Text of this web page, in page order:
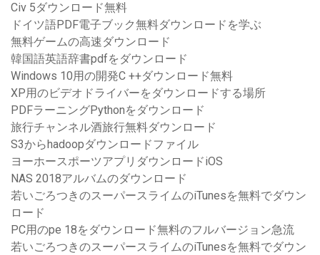
Civ 5ダウンロード無料
ドイツ語PDF電子ブック無料ダウンロードを学ぶ
無料ゲームの高速ダウンロード
韓国語英語辞書pdfをダウンロード
Windows 10用の開発C ++ダウンロード無料
XP用のビデオドライバーをダウンロードする場所
PDFラーニングPythonをダウンロード
旅行チャンネル酒旅行無料ダウンロード
S3からhadoopダウンロードファイル
ヨーホースポーツアプリダウンロードiOS
NAS 2018アルバムのダウンロード
若いごろつきのスーパースライムのiTunesを無料でダウン
ロード
PC用のpe 18をダウンロード無料のフルバージョン急流
若いごろつきのスーパースライムのiTunesを無料でダウン